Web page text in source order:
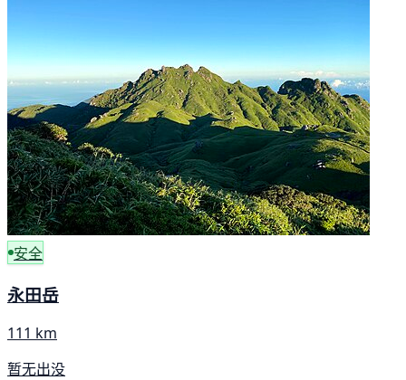
安全
永田岳
111 km
暂无出没